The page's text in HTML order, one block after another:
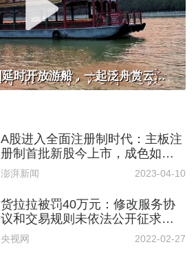
北京多家市属公园延时开放游船，一起泛舟赏云霞！
A股进入全面注册制时代：主板注
册制首批新股今上市，成色如
何？
澎湃新闻 2023-04-10
货拉拉被罚40万元：修改服务协
议和交易规则未依法公开征求意
见
央视网 2022-02-27